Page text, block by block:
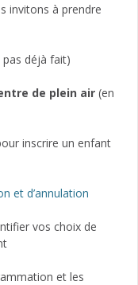
invitons à prendre
pas déjà fait)
de plein air (en
inscrire un enfant
et d’annulation
vos choix de
et les